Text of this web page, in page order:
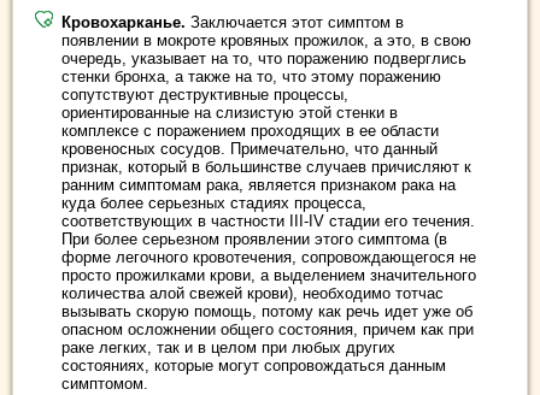
Кровохарканье. Заключается этот симптом в
появлении в мокроте кровяных прожилок, а это, в свою
очередь, указывает на то, что поражению подверглись
стенки бронха, а также на то, что этому поражению
сопутствуют деструктивные процессы,
ориентированные на слизистую этой стенки в
комплексе с поражением проходящих в ее области
кровеносных сосудов. Примечательно, что данный
признак, который в большинстве случаев причисляют к
ранним симптомам рака, является признаком рака на
куда более серьезных стадиях процесса,
соответствующих в частности III-IV стадии его течения.
При более серьезном проявлении этого симптома (в
форме легочного кровотечения, сопровождающегося не
просто прожилками крови, а выделением значительного
количества алой свежей крови), необходимо тотчас
вызывать скорую помощь, потому как речь идет уже об
опасном осложнении общего состояния, причем как при
раке легких, так и в целом при любых других
состояниях, которые могут сопровождаться данным
симптомом.